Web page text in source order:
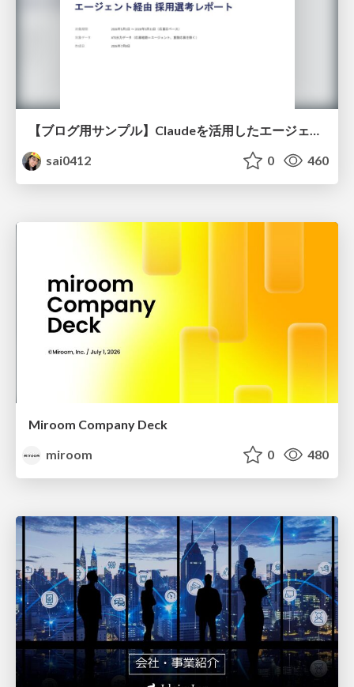
【ブログ用サンプル】Claudeを活用したエージェント分析レポート自動生成例
sai0412
0 460
Miroom Company Deck
miroom
0 480